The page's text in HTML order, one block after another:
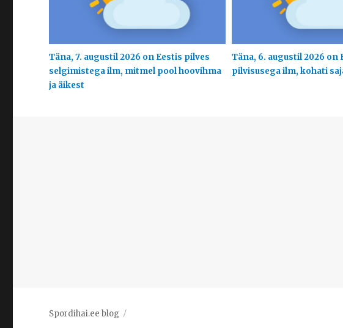
Täna, 7. augustil 2026 on Eestis pilves
selgimistega ilm, mitmel pool hoovihma
ja äikest
Täna, 6. augustil 2026 on
pilvisusega ilm, kohati
Spordihai.ee blog